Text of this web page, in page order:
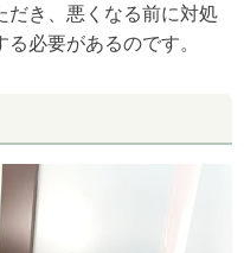
だき、悪くなる前に対処
必要があるのです。